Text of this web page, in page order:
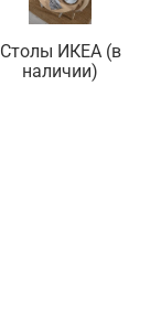
Столы ИКЕА (в
наличии)